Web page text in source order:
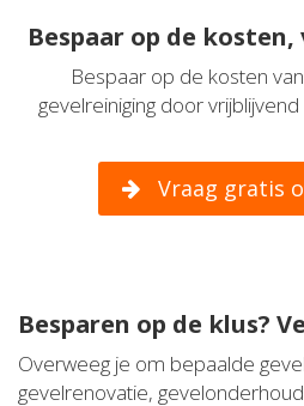
Bespaar op de
Bespaar op de kosten
gevelreiniging door
Vraag gratis
Besparen op de klus?
Overweeg je om bepaalde
gevelrenovatie,